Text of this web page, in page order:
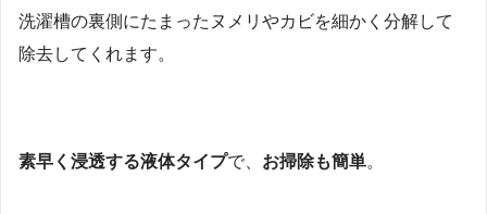
洗濯槽の裏側にたまったヌメリやカビを細かく分解して
除去してくれます。
素早く浸透する液体タイプで、 お掃除も簡単。